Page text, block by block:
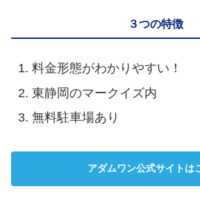
３つの特徴
料金形態がわかりやすい！
東静岡のマークイズ内
無料駐車場あり
アダムワン公式サイトは